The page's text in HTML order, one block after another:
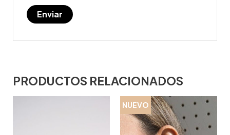
PRODUCTOS RELACIONADOS
NUEVO